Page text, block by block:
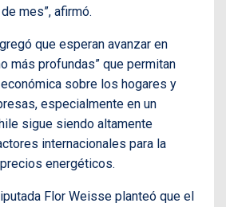
mes”, afirmó.
que esperan avanzar en
más profundas” que permitan
sobre los hogares y
especialmente en un
sigue siendo altamente
internacionales para la
energéticos.
Flor Weisse planteó que el